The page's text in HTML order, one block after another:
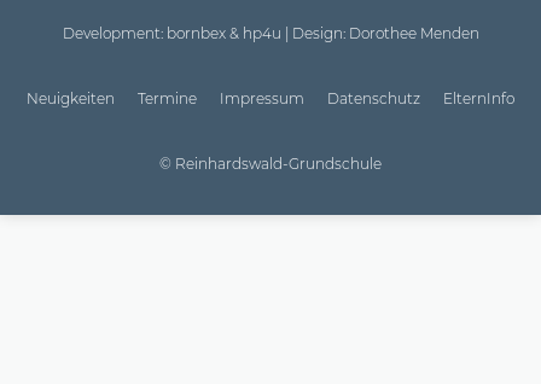
Development: bornbex & hp4u | Design: Dorothee Menden
Neuigkeiten Termine Impressum Datenschutz ElternInfo
© Reinhardswald-Grundschule